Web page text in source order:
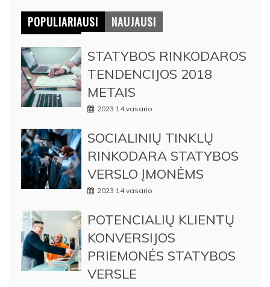
POPULIARIAUSI NAUJAUSI
STATYBOS RINKODAROS
TENDENCIJOS 2018
METAIS
2023 14 vasario
SOCIALINIŲ TINKLŲ
RINKODARA STATYBOS
VERSLO ĮMONĖMS
2023 14 vasario
POTENCIALIŲ KLIENTŲ
KONVERSIJOS
PRIEMONĖS STATYBOS
VERSLE